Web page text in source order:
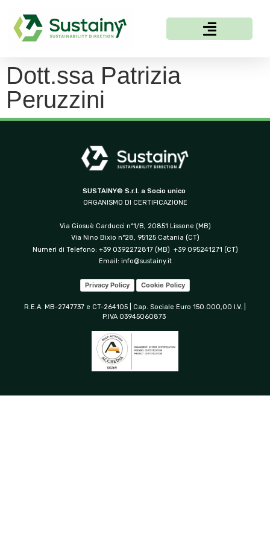
Dott.ssa Patrizia
Peruzzini
SUSTAINY® S.r.l. a Socio unico
ORGANISMO DI CERTIFICAZIONE
Via Giosuè Carducci n°1/B, 20851 Lissone (MB)
Via Nino Bixio n°28, 95125 Catania (CT)
Numeri di Telefono: +39 0392272817 (MB) +39 095241271 (CT)
Email: info@sustainy.it
Privacy Policy Cookie Policy
R.E.A. MB-2747737 e CT-264105 | Cap. Sociale Euro 150.000,00 I.V. |
P.IVA 03945060873